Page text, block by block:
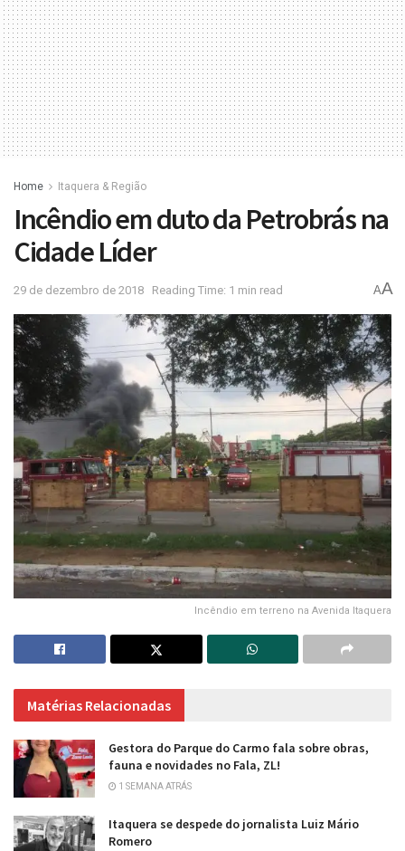
Home Itaquera & Região
Incêndio em duto da Petrobrás na
Cidade Líder
29 de dezembro de 2018 Reading Time: 1 min read AA
Incêndio em terreno na Avenida Itaquera
Matérias Relacionadas
Gestora do Parque do Carmo fala sobre obras,
fauna e novidades no Fala, ZL!
1 SEMANA ATRÁS
Itaquera se despede do jornalista Luiz Mário
Romero